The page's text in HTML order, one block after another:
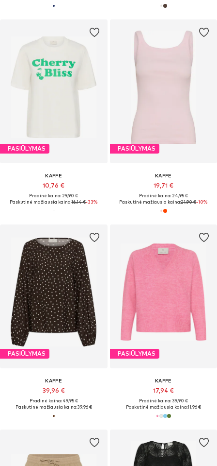
PASIŪLYMAS
KAFFE
10,76 €
Pradinė kaina: 29,90 €
Paskutinė mažiausia kaina:16,14 €-33%
PASIŪLYMAS
KAFFE
19,71 €
Pradinė kaina: 24,95 €
Paskutinė mažiausia kaina:21,90 €-10%
PASIŪLYMAS
KAFFE
39,96 €
Pradinė kaina: 49,95 €
Paskutinė mažiausia kaina:39,96 €
PASIŪLYMAS
KAFFE
17,94 €
Pradinė kaina: 39,90 €
Paskutinė mažiausia kaina:11,96 €